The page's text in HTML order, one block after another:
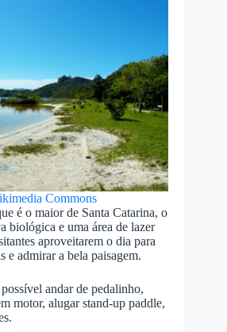
Commons
é o maior de Santa Catarina, o
biológica e uma área de lazer
aproveitarem o dia para
e admirar a bela paisagem.
andar de pedalinho,
motor, alugar stand-up paddle,